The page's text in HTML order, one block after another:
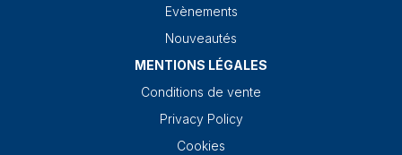
Evènements
Nouveautés
MENTIONS LÉGALES
Conditions de vente
Privacy Policy
Cookies